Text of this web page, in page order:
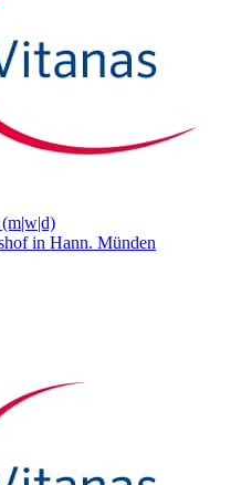
in Hann. Münden